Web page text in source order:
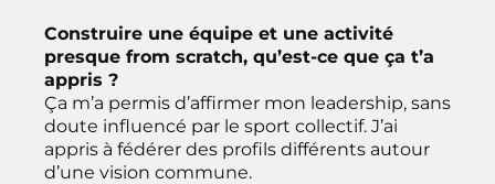
Construire une équipe et une activité
presque from scratch, qu’est-ce que ça t’a
appris ?
Ça m’a permis d’affirmer mon leadership, sans
doute influencé par le sport collectif. J’ai
appris à fédérer des profils différents autour
d’une vision commune.